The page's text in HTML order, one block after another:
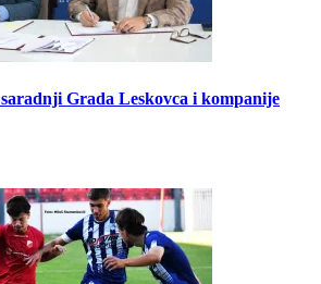
Grada Leskovca i kompanije